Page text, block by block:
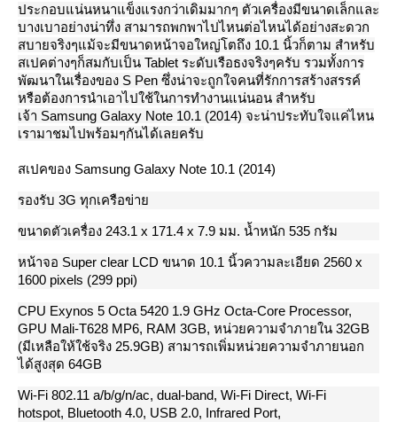
ประกอบแน่นหนาแข็งแรงกว่าเดิมมากๆ ตัวเครื่องมีขนาดเล็กและ
บางเบาอย่างน่าทึ่ง สามารถพกพาไปไหนต่อไหนได้อย่างสะดวก
สบายจริงๆแม้จะมีขนาดหน้าจอใหญ่โตถึง 10.1 นิ้วก็ตาม สำหรับ
สเปคต่างๆก็สมกับเป็น Tablet ระดับเรือธงจริงๆครับ รวมทั้งการ
พัฒนาในเรื่องของ S Pen ซึ่งน่าจะถูกใจคนที่รักการสร้างสรรค์
หรือต้องการนำเอาไปใช้ในการทำงานแน่นอน สำหรับ
เจ้า Samsung Galaxy Note 10.1 (2014) จะน่าประทับใจแค่ไหน
เรามาชมไปพร้อมๆกันได้เลยครับ
สเปคของ Samsung Galaxy Note 10.1 (2014)
รองรับ 3G ทุกเครือข่า
ขนาดตัวเครื่อง 243.1 x 171.4 x 7.9 มม. น้ำหนัก 535 กรัม
หน้าจอ Super clear LCD ขนาด 10.1 นิ้วความละเอียด 2560 x
1600 pixels (299 ppi)
CPU Exynos 5 Octa 5420 1.9 GHz Octa-Core Processor,
GPU Mali-T628 MP6, RAM 3GB, หน่วยความจำภายใน 32GB
(มีเหลือให้ใช้จริง 25.9GB) สามารถเพิ่มหน่วยความจำภายนอก
ได้สูงสุด 64GB
Wi-Fi 802.11 a/b/g/n/ac, dual-band, Wi-Fi Direct, Wi-Fi
hotspot, Bluetooth 4.0, USB 2.0, Infrared Port,